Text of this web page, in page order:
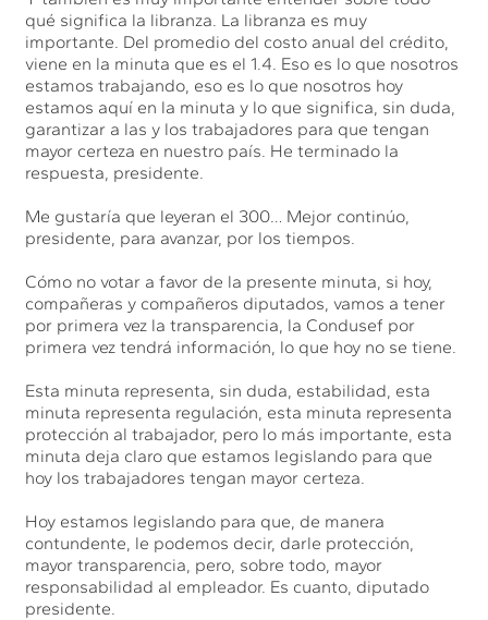
qué significa la libranza. La libranza es muy
importante. Del promedio del costo anual del crédito,
viene en la minuta que es el 1.4. Eso es lo que nosotros
estamos trabajando, eso es lo que nosotros hoy
estamos aquí en la minuta y lo que significa, sin duda,
garantizar a las y los trabajadores para que tengan
mayor certeza en nuestro país. He terminado la
respuesta, presidente.
Me gustaría que leyeran el 300… Mejor continúo,
presidente, para avanzar, por los tiempos.
Cómo no votar a favor de la presente minuta, si hoy,
compañeras y compañeros diputados, vamos a tener
por primera vez la transparencia, la Condusef por
primera vez tendrá información, lo que hoy no se tiene.
Esta minuta representa, sin duda, estabilidad, esta
minuta representa regulación, esta minuta representa
protección al trabajador, pero lo más importante, esta
minuta deja claro que estamos legislando para que
hoy los trabajadores tengan mayor certeza.
Hoy estamos legislando para que, de manera
contundente, le podemos decir, darle protección,
mayor transparencia, pero, sobre todo, mayor
responsabilidad al empleador. Es cuanto, diputado
presidente.